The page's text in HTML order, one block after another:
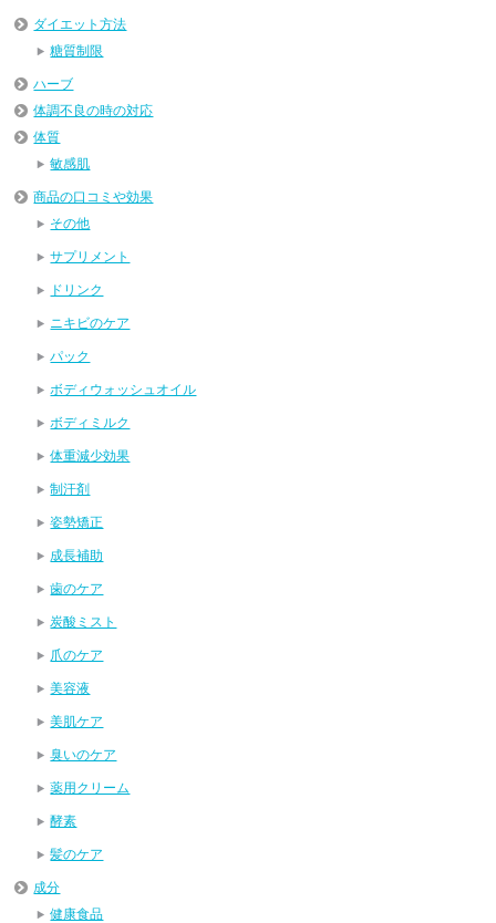
ダイエット方法
糖質制限
ハーブ
体調不良の時の対応
体質
敏感肌
商品の口コミや効果
その他
サプリメント
ドリンク
ニキビのケア
パック
ボディウォッシュオイル
ボディミルク
体重減少効果
制汗剤
姿勢矯正
成長補助
歯のケア
炭酸ミスト
爪のケア
美容液
美肌ケア
臭いのケア
薬用クリーム
酵素
髪のケア
成分
健康食品